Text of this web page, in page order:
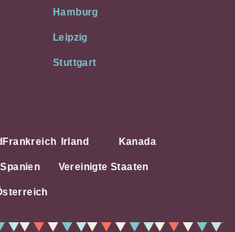
Hamburg
Leipzig
Stuttgart
Frankreich Irland Kanada
Spanien Vereinigte Staaten